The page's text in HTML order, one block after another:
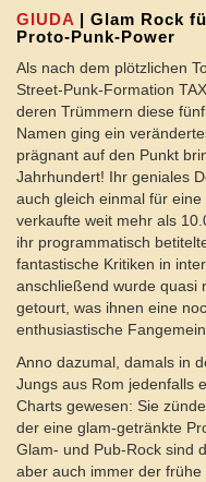
GIUDA | Glam Rock
Proto-Punk-Power
Als nach dem plötzlichen
Street-Punk-Formation
deren Trümmern diese
Namen ging ein
prägnant auf den Punkt
Jahrhundert! Ihr geniales
auch gleich einmal für
verkaufte weit mehr als
ihr programmatisch
fantastische Kritiken in
anschließend wurde quasi
getourt, was ihnen eine
enthusiastische
Anno dazumal, damals in
Jungs aus Rom jedenfalls
Charts gewesen: Sie
der eine glam-getränkte
Glam- und Pub-Rock sind
aber auch immer der